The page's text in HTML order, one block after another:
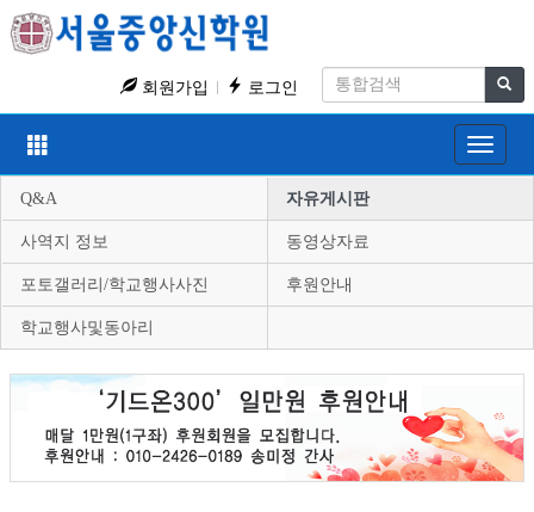
회원가입 로그인
Toggle
Q&A
자유게시판
사역지 정보 동영상자료
포토갤러리/학교행사사진 후원안내
학교행사및동아리